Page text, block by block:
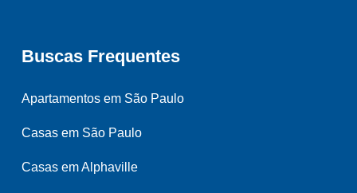
Buscas Frequentes
Apartamentos em São Paulo
Casas em São Paulo
Casas em Alphaville